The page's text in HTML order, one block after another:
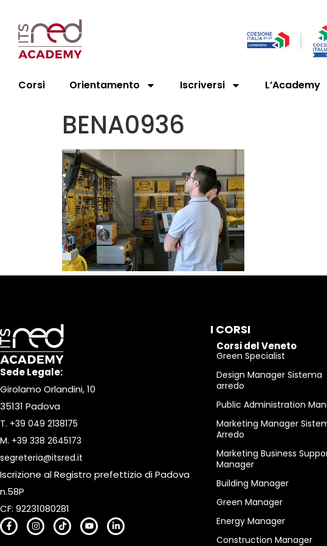
Corsi Orientamento Iscriversi L’Academy
BENA0936
Sede Legale:
Girolamo Orlandini, 10
35131 Padova
T. +39 049 2138175
M. +39 338 2645173
segreteria@itsred.it
Iscrizione al Registro prefettizio di Padova
n.58P
CF: 92231080281
I CORSI
Corsi del Veneto
Green Specialist
Design Manager Sistema
arredo
Public Administration
Marketing Manager
Arredo
Marketing Business
Manager
Building Manager
Green Manager
Energy Manager
Construction Manager